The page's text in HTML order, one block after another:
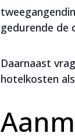
gedurende de
Daarnaast
hotelkosten